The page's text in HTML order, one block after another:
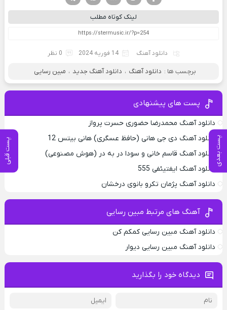
پست بعدی پست قبلی
لینک کوتاه مطلب
دانلود آهنگ 14 فوریه 2024 0 نظر
برچسب ها : دانلود آهنگ ، دانلود آهنگ جدید ، مبین رسایی
پست های پیشنهادی
دانلود آهنگ محمدرضا حضورى حسرت پرواز
دانلود آهنگ دی جی هانی (حافظ عسگری) هانی بیتس 12
دانلود آهنگ قاسم خانی و سودا در به در (هوش مصنوعی)
دانلود آهنگ ایفتیئفی 555
دانلود آهنگ پژمان تکرو بانوی درخشان
آهنگ های مرتبط مبین رسایی
دانلود آهنگ مبین رسایی کمکم کن
دانلود آهنگ مبین رسایی دیوار
دیدگاه خود را بگذارید